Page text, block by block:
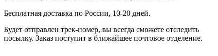
Бесплатная доставка по России, 10-20 дней.
Будет отправлен трек-номер, вы всегда сможете отследить
посылку. Заказ поступит в ближайшее почтовое отделение.